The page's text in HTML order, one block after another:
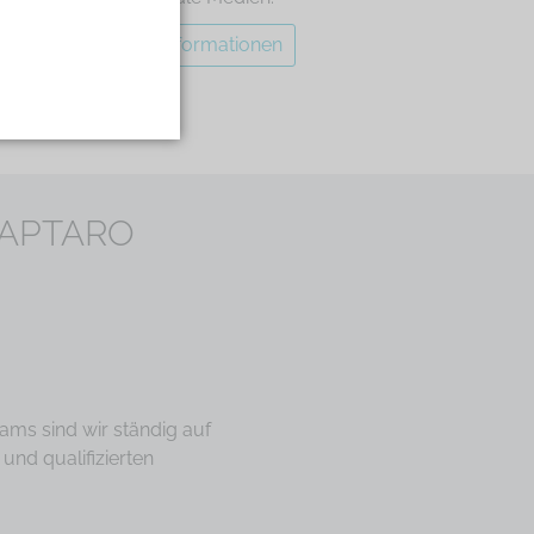
weitere Informationen
sind wir ständig auf
qualifizierten